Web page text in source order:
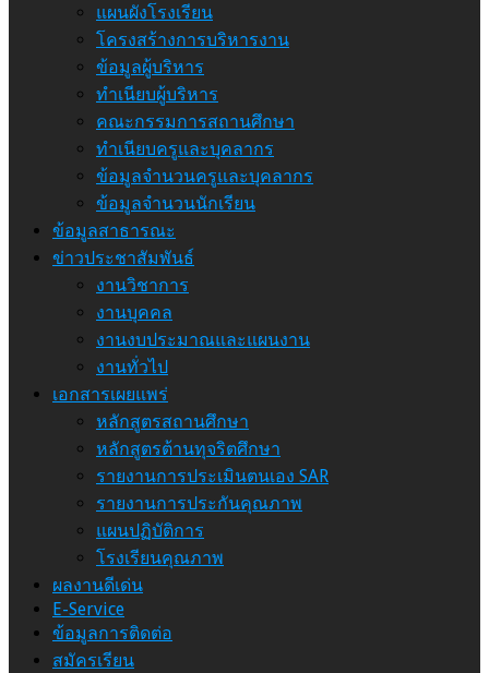
แผนผังโรงเรียน
โครงสร้างการบริหารงาน
ข้อมูลผู้บริหาร
ทำเนียบผู้บริหาร
คณะกรรมการสถานศึกษา
ทำเนียบครูและบุคลากร
ข้อมูลจำนวนครูและบุคลากร
ข้อมูลจำนวนนักเรียน
ข้อมูลสาธารณะ
ข่าวประชาสัมพันธ์
งานวิชาการ
งานบุคคล
งานงบประมาณและแผนงาน
งานทั่วไป
เอกสารเผยแพร่
หลักสูตรสถานศึกษา
หลักสูตรต้านทุจริตศึกษา
รายงานการประเมินตนเอง SAR
รายงานการประกันคุณภาพ
แผนปฏิบัติการ
โรงเรียนคุณภาพ
ผลงานดีเด่น
E-Service
ข้อมูลการติดต่อ
สมัครเรียน